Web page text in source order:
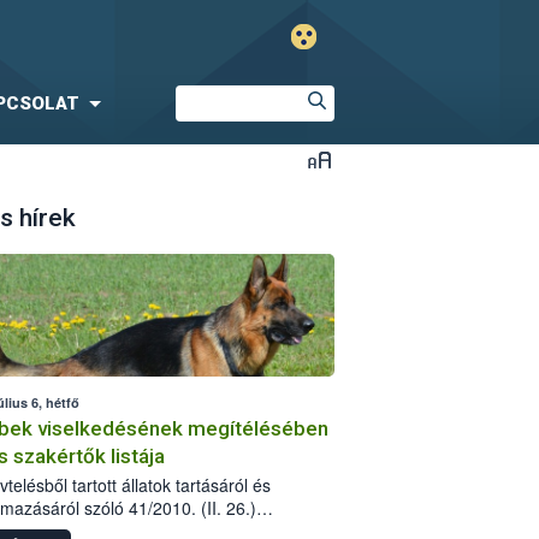
hírek
6, hétfő
viselkedésének megítélésében
szakértők listája
tartott állatok tartásáról és
szóló 41/2010. (II. 26.)
szabályozza az eb okozta fizikai